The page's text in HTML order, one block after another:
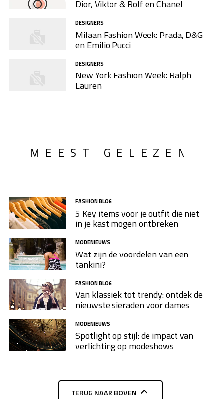
Dior, Viktor & Rolf en Chanel
DESIGNERS
Milaan Fashion Week: Prada, D&G
en Emilio Pucci
DESIGNERS
New York Fashion Week: Ralph
Lauren
MEEST GELEZEN
FASHION BLOG
5 Key items voor je outfit die niet
in je kast mogen ontbreken
MODENIEUWS
Wat zijn de voordelen van een
tankini?
FASHION BLOG
Van klassiek tot trendy: ontdek de
nieuwste sieraden voor dames
MODENIEUWS
Spotlight op stijl: de impact van
verlichting op modeshows
TERUG NAAR BOVEN